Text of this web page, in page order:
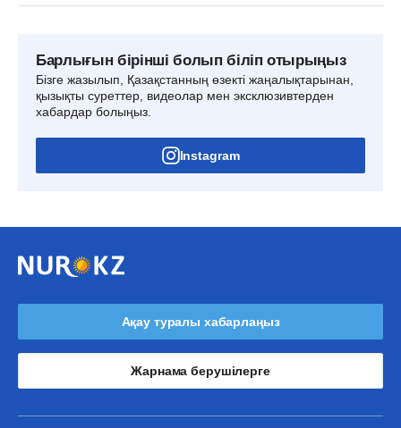
Барлығын бірінші болып біліп отырыңыз
Бізге жазылып, Қазақстанның өзекті жаңалықтарынан,
қызықты суреттер, видеолар мен эксклюзивтерден
хабардар болыңыз.
Instagram
Ақау туралы хабарлаңыз
Жарнама берушілерге